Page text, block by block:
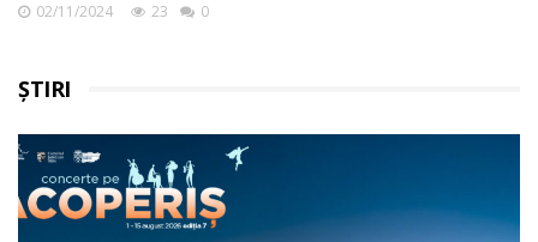
02/11/2024 23 0
ȘTIRI